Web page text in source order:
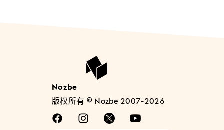
Nozbe
版权所有 © Nozbe 2007-2026